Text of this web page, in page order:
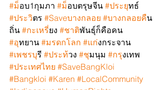
#ม็อบ1กุมภา #ม็อบตรุษจีน #ประยุทธ์
#ประวิตร #Saveบางกลอย #บางกลอยคืน
ถิ่น #กะเหรี่ยง #ชาติพันธุ์ก็คือคน
#อุทยาน #มรดกโลก #แก่งกระจาน
#เพชรบุรี #ประท้วง #ชุมนุม #กรุงเทพ
#ประเทศไทย #SaveBangKloi
#Bangkloi #Karen #LocalCommunity